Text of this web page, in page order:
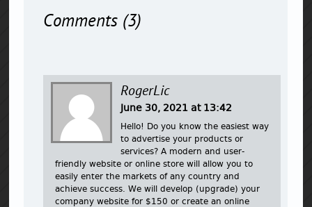
Comments (3)
RogerLic
June 30, 2021 at 13:42
Hello! Do you know the easiest way
to advertise your products or
services? A modern and user-
friendly website or online store will allow you to
easily enter the markets of any country and
achieve success. We will develop (upgrade) your
company website for $150 or create an online